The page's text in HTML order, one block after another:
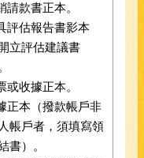
請款書正本。
評估報告書影本
開立評估建議書
或收據正本。
正本（撥款帳戶非
帳戶者，須填寫領
書）。